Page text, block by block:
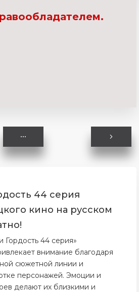
44 серия
кино на русском
44 серия»
внимание благодаря
сюжетной линии и
персонажей. Эмоции и
делают их близкими и